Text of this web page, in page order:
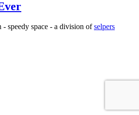
speedy space - a division ofselpers